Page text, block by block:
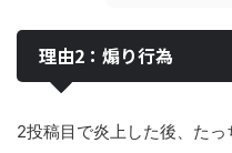
理由2：煽り行為
2投稿目で炎上した後、た